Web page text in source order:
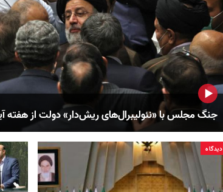
جنگ مجلس با «نئولیبرال‌های ریش‌دار» دولت از هفته
دیدگاه